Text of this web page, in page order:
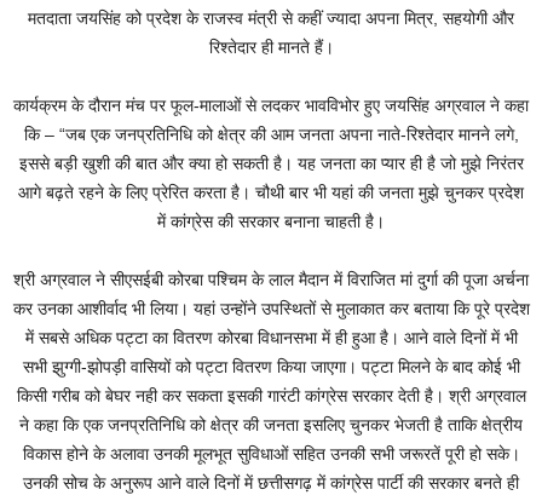
मतदाता जयसिंह को प्रदेश के राजस्व मंत्री से कहीं ज्यादा अपना मित्र, सहयोगी और
रिश्तेदार ही मानते हैं।
कार्यक्रम के दौरान मंच पर फूल-मालाओं से लदकर भावविभोर हुए जयसिंह अग्रवाल ने कहा
कि – “जब एक जनप्रतिनिधि को क्षेत्र की आम जनता अपना नाते-रिश्तेदार मानने लगे,
इससे बड़ी खुशी की बात और क्या हो सकती है। यह जनता का प्यार ही है जो मुझे निरंतर
आगे बढ़ते रहने के लिए प्रेरित करता है। चौथी बार भी यहां की जनता मुझे चुनकर प्रदेश
में कांग्रेस की सरकार बनाना चाहती है।
श्री अग्रवाल ने सीएसईबी कोरबा पश्चिम के लाल मैदान में विराजित मां दुर्गा की पूजा अर्चना
कर उनका आशीर्वाद भी लिया। यहां उन्होंने उपस्थितों से मुलाकात कर बताया कि पूरे प्रदेश
में सबसे अधिक पट्टा का वितरण कोरबा विधानसभा में ही हुआ है। आने वाले दिनों में भी
सभी झुग्गी-झोपड़ी वासियों को पट्टा वितरण किया जाएगा। पट्टा मिलने के बाद कोई भी
किसी गरीब को बेघर नही कर सकता इसकी गारंटी कांग्रेस सरकार देती है। श्री अग्रवाल
ने कहा कि एक जनप्रतिनिधि को क्षेत्र की जनता इसलिए चुनकर भेजती है ताकि क्षेत्रीय
विकास होने के अलावा उनकी मूलभूत सुविधाओं सहित उनकी सभी जरूरतें पूरी हो सके।
उनकी सोच के अनुरूप आने वाले दिनों में छत्तीसगढ़ में कांग्रेस पार्टी की सरकार बनते ही